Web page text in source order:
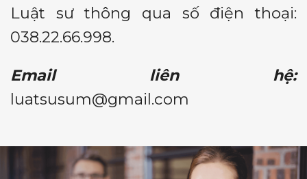
Luật sư thông qua số điện thoại:
038.22.66.998.
Email liên hệ:
luatsusum@gmail.com